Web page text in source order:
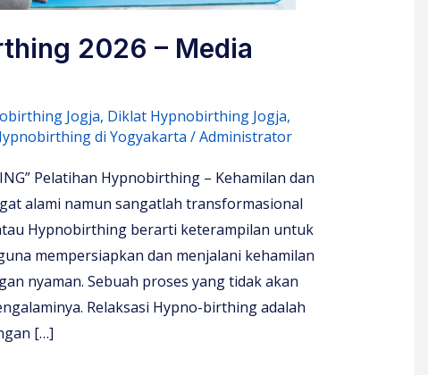
2026 – Media
Jogja, Diklat Hypnobirthing Jogja,
di Yogyakarta /Administrator
Pelatihan Hypnobirthing – Kehamilan dan
alami namun sangatlah transformasional
Hypnobirthing berarti keterampilan untuk
mempersiapkan dan menjalani kehamilan
nyaman. Sebuah proses yang tidak akan
Relaksasi Hypno-birthing adalah
[…]